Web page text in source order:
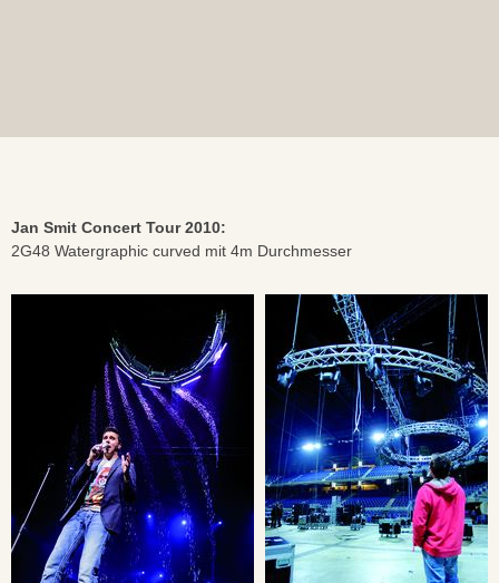
Jan Smit Concert Tour 2010:
2G48 Watergraphic curved mit 4m Durchmesser